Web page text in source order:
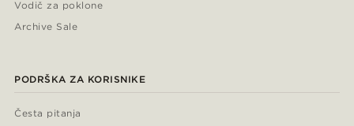
Vodič za poklone
Archive Sale
PODRŠKA ZA KORISNIKE
Česta pitanja